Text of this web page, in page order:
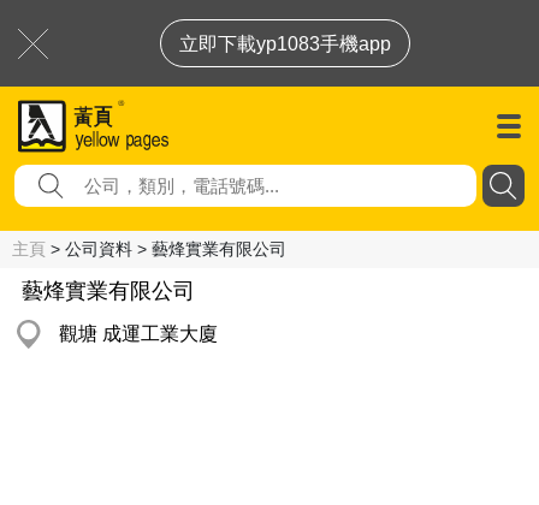
立即下載yp1083手機app
主頁 > 公司資料 > 藝烽實業有限公司
藝烽實業有限公司
觀塘 成運工業大廈